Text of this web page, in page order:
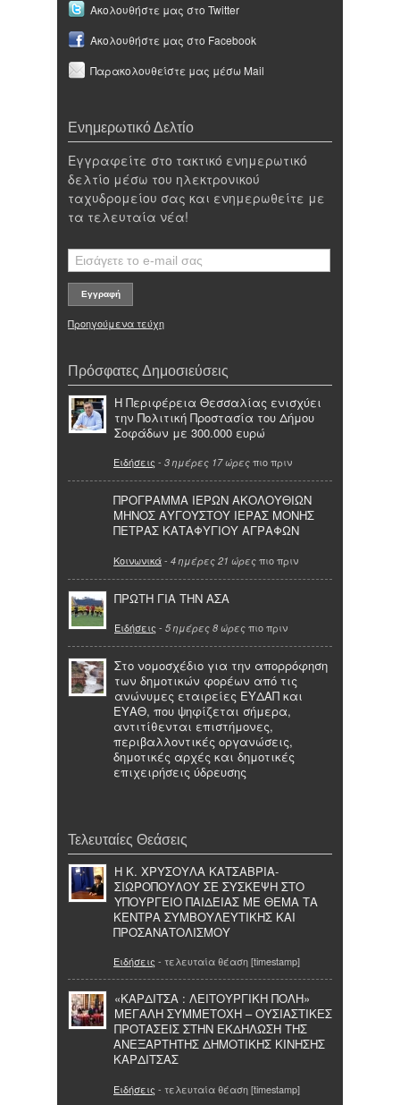
Ακολουθήστε μας στο Twitter
Ακολουθήστε μας στο Facebook
Παρακολουθείστε μας μέσω Mail
Ενημερωτικό Δελτίο
Εγγραφείτε στο τακτικό ενημερωτικό
δελτίο μέσω του ηλεκτρονικού
ταχυδρομείου σας και ενημερωθείτε με
τα τελευταία νέα!
Προηγούμενα τεύχη
Πρόσφατες Δημοσιεύσεις
Η Περιφέρεια Θεσσαλίας ενισχύει
την Πολιτική Προστασία του Δήμου
Σοφάδων με 300.000 ευρώ
Ειδήσεις - 3 ημέρες 17 ώρες πιο πριν
ΠΡΟΓΡΑΜΜΑ ΙΕΡΩΝ ΑΚΟΛΟΥΘΙΩΝ
ΜΗΝΟΣ ΑΥΓΟΥΣΤΟΥ ΙΕΡΑΣ ΜΟΝΗΣ
ΠΕΤΡΑΣ ΚΑΤΑΦΥΓΙΟΥ ΑΓΡΑΦΩΝ
Κοινωνικά- 4 ημέρες 21 ώρες πιο πριν
ΠΡΩΤΗ ΓΙΑ ΤΗΝ ΑΣΑ
Ειδήσεις - 5 ημέρες 8 ώρες πιο πριν
Στο νομοσχέδιο για την απορρόφηση
των δημοτικών φορέων από τις
ανώνυμες εταιρείες ΕΥΔΑΠ και
ΕΥΑΘ, που ψηφίζεται σήμερα,
αντιτίθενται επιστήμονες,
περιβαλλοντικές οργανώσεις,
δημοτικές αρχές και δημοτικές
επιχειρήσεις ύδρευσης
Τελευταίες Θεάσεις
Η Κ. ΧΡΥΣΟΥΛΑ ΚΑΤΣΑΒΡΙΑ-
ΣΙΩΡΟΠΟΥΛΟΥ ΣΕ ΣΥΣΚΕΨΗ ΣΤΟ
ΥΠΟΥΡΓΕΙΟ ΠΑΙΔΕΙΑΣ ΜΕ ΘΕΜΑ ΤΑ
ΚΕΝΤΡΑ ΣΥΜΒΟΥΛΕΥΤΙΚΗΣ ΚΑΙ
ΠΡΟΣΑΝΑΤΟΛΙΣΜΟΥ
Ειδήσεις - τελευταία θέαση [timestamp]
«ΚΑΡΔΙΤΣΑ : ΛΕΙΤΟΥΡΓΙΚΗ ΠΟΛΗ»
ΜΕΓΑΛΗ ΣΥΜΜΕΤΟΧΗ – ΟΥΣΙΑΣΤΙΚΕΣ
ΠΡΟΤΑΣΕΙΣ ΣΤΗΝ ΕΚΔΗΛΩΣΗ ΤΗΣ
ΑΝΕΞΑΡΤΗΤΗΣ ΔΗΜΟΤΙΚΗΣ ΚΙΝΗΣΗΣ
ΚΑΡΔΙΤΣΑΣ
Ειδήσεις - τελευταία θέαση [timestamp]